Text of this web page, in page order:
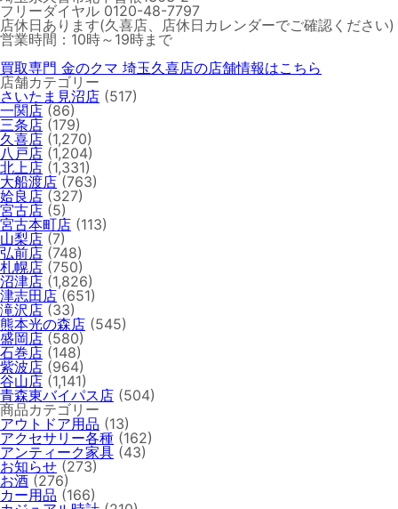
フリーダイヤル 0120-48-7797
店休日あります(久喜店、店休日カレンダーでご確認ください)
営業時間：10時～19時まで
買取専門 金のクマ 埼玉久喜店の店舗情報はこちら
店舗カテゴリー
さいたま見沼店 (517)
一関店 (86)
三条店 (179)
久喜店 (1,270)
八戸店 (1,204)
北上店 (1,331)
大船渡店 (763)
姶良店 (327)
宮古店 (5)
宮古本町店 (113)
山梨店 (7)
弘前店 (748)
札幌店 (750)
沼津店 (1,826)
津志田店 (651)
滝沢店 (33)
熊本光の森店 (545)
盛岡店 (580)
石巻店 (148)
紫波店 (964)
谷山店 (1,141)
青森東バイパス店 (504)
商品カテゴリー
アウトドア用品 (13)
アクセサリー各種 (162)
アンティーク家具 (43)
お知らせ (273)
お酒 (276)
カー用品 (166)